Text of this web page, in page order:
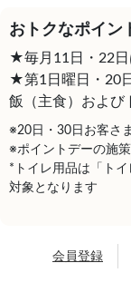
おトクなポイン
★毎月11日・22日
★第1日曜日・20
飯（主食）および
※20日・30日お客さ
※ポイントデーの施
*トイレ用品は「ト
対象となります
会員登録